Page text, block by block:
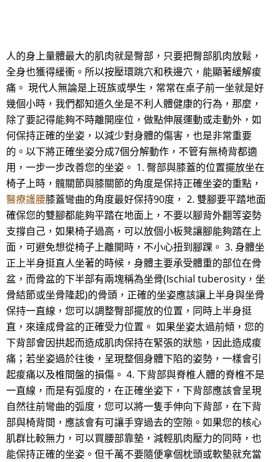
人的身上量體最大的肌肉就是臀部，只要把臀部肌肉放鬆，
全身也獲得緩衝。所以按壓環跳穴和秩邊穴，能顯著緩解痠
痛。 現代人無論是上班族或學生，常常在桌子前一坐就是好
幾個小時，我們都知道久坐是不利人體健康的行為，那麼，
除了要記得能夠不時離開座位，做點伸展運動或走動外，如
何保持正確的坐姿，以減少對身體的傷害，也是非常重要
的。以下將正確坐姿分成7個分解動作，不管有無椅背都適
用，一步一步改善您的坐姿。 1. 臀部與膝蓋的位置擺放坐在
椅子上時，髖關節與膝關節的角度是保持正確坐姿的重點，
醫療護腰膝蓋彎曲的角度最好保持90度， 2. 雙腳要平踏地面
確保您的雙腳都能夠平踏在地面上，不要以腳背外翻等姿勢
支撐自己，如果椅子過高，可以放個小板凳讓腳能夠踏在上
面，可避免想從椅子上離開時，不小心扭到腳踝。 3. 身體坐
正上半身挺直人坐著的時候，身體主要承受體重的部位在骨
盆，而骨盆的下半部有兩塊稱為坐骨(Ischial tuberosity，坐
骨結節或坐骨隆起)的骨頭，正確的坐姿應該讓上半身與坐骨
保持一直線，您可以調整臀部擺放的位置，同時上半身挺
直，來達成骨盆的正確受力位置。 如果坐姿太過前傾，您的
下背部會因拱起而造成肌肉保持在緊張的狀態，因此造成痠
痛；若坐姿過於往後，呈現整個身體下陷的姿勢，一樣會引
起痠痛以及椎間盤的損傷。 4. 下背部與脊椎人體的脊椎不是
一直線，而是有弧度的，在正確坐姿下，下背部應該會呈現
自然往前彎曲的弧度，您可以將一隻手伸向下背部，在下背
部與椅背間，應該會有可讓手穿過去的空隙。如果您的核心
肌群比較無力，可以買腰部靠墊，減輕肌肉壓力的同時，也
能保持正確的坐姿。但千萬不要隨便拿個枕頭或軟墊就充當